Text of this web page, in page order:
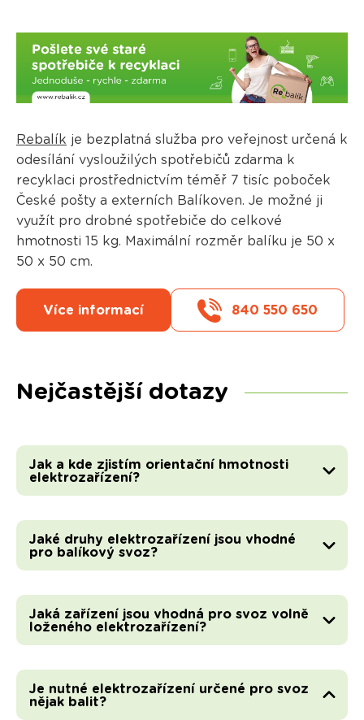
Rebalík je bezplatná služba pro veřejnost určená k
odesílání vysloužilých spotřebičů zdarma k
recyklaci prostřednictvím téměř 7 tisíc poboček
České pošty a externích Balíkoven. Je možné ji
využít pro drobné spotřebiče do celkové
hmotnosti 15 kg. Maximální rozměr balíku je 50 x
50 x 50 cm.
Více informací 840 550 650
Nejčastější dotazy
Jak a kde zjistím orientační hmotnosti
elektrozařízení?
Jaké druhy elektrozařízení jsou vhodné
pro balíkový svoz?
Jaká zařízení jsou vhodná pro svoz volně
loženého elektrozařízení?
Je nutné elektrozařízení určené pro svoz
nějak balit?